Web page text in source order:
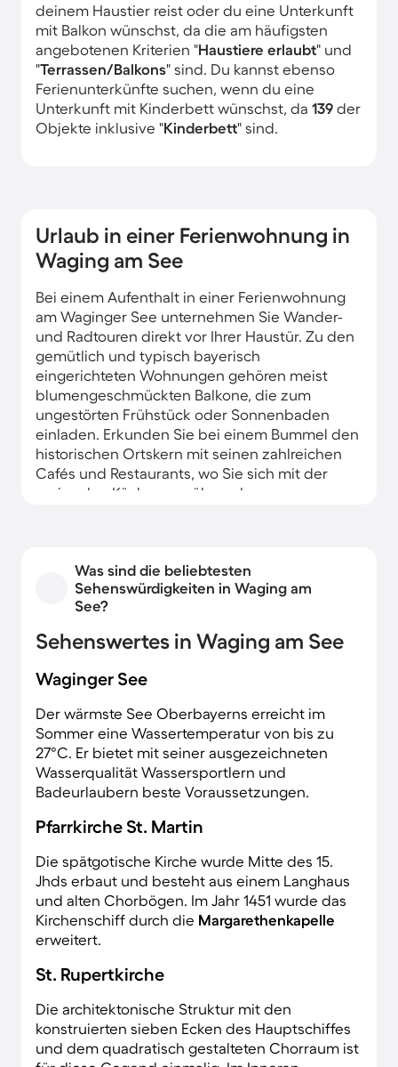
deinem Haustier reist oder du eine Unterkunft
mit Balkon wünschst, da die am häufigsten
angebotenen Kriterien "Haustiere erlaubt" und
"Terrassen/Balkons" sind. Du kannst ebenso
Ferienunterkünfte suchen, wenn du eine
Unterkunft mit Kinderbett wünschst, da 139 der
Objekte inklusive "Kinderbett" sind.
Urlaub in einer Ferienwohnung in
Waging am See
Bei einem Aufenthalt in einer Ferienwohnung
am Waginger See unternehmen Sie Wander-
und Radtouren direkt vor Ihrer Haustür. Zu den
gemütlich und typisch bayerisch
eingerichteten Wohnungen gehören meist
blumengeschmückten Balkone, die zum
ungestörten Frühstück oder Sonnenbaden
einladen. Erkunden Sie bei einem Bummel den
historischen Ortskern mit seinen zahlreichen
Cafés und Restaurants, wo Sie sich mit der
regionalen Küche verwöhnen lassen.
Was sind die beliebtesten
Sehenswürdigkeiten in Waging am
See?
Sehenswertes in Waging am See
Waginger See
Der wärmste See Oberbayerns erreicht im
Sommer eine Wassertemperatur von bis zu
27°C. Er bietet mit seiner ausgezeichneten
Wasserqualität Wassersportlern und
Badeurlaubern beste Voraussetzungen.
Pfarrkirche St. Martin
Die spätgotische Kirche wurde Mitte des 15.
Jhds erbaut und besteht aus einem Langhaus
und alten Chorbögen. Im Jahr 1451 wurde das
Kirchenschiff durch die Margarethenkapelle
erweitert.
St. Rupertkirche
Die architektonische Struktur mit den
konstruierten sieben Ecken des Hauptschiffes
und dem quadratisch gestalteten Chorraum ist